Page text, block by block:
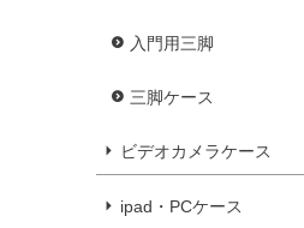
入門用三脚
三脚ケース
ビデオカメラケース
ipad・PCケース